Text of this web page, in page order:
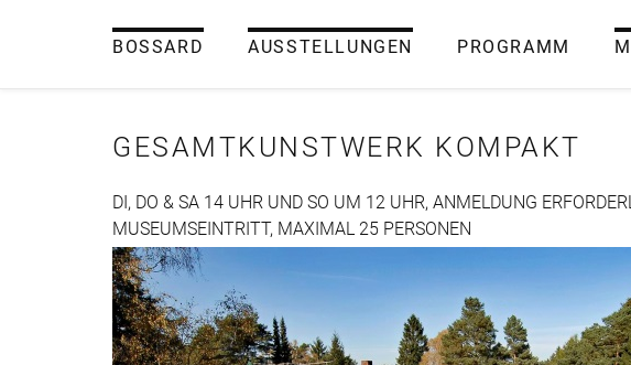
BOSSARD AUSSTELLUNGEN PROGRAMM
GESAMTKUNSTWERK KOMPAKT
DI, DO & SA 14 UHR UND SO UM 12 UHR, ANMELDUNG
MUSEUMSEINTRITT, MAXIMAL 25 PERSONEN